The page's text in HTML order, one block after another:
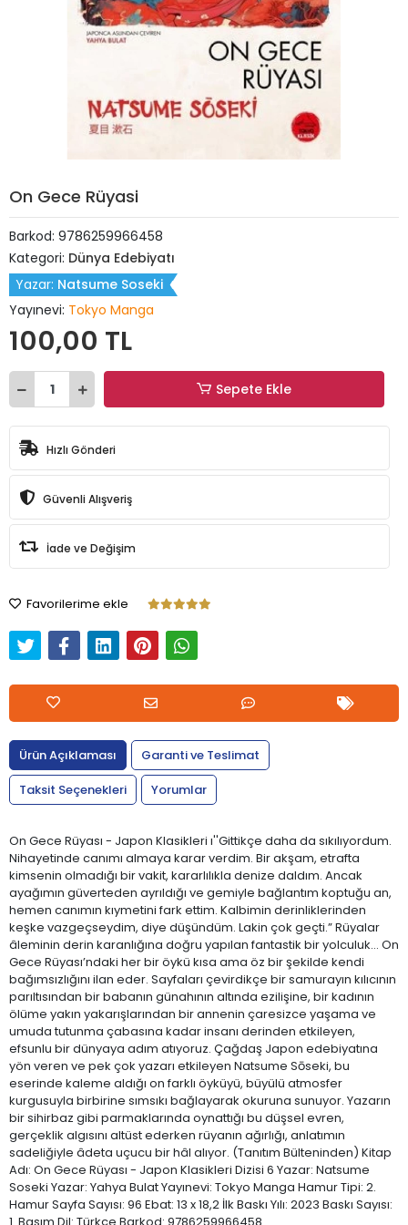
On Gece Rüyasi
Barkod: 9786259966458
Kategori: Dünya Edebiyatı
Yazar: Natsume Soseki
Yayınevi: Tokyo Manga
100,00 TL
Sepete Ekle
Hızlı Gönderi
Güvenli Alışveriş
İade ve Değişim
Favorilerime ekle
Ürün Açıklaması
Garanti ve Teslimat
Taksit Seçenekleri
Yorumlar
On Gece Rüyası - Japon Klasikleri ı''Gittikçe daha da sıkılıyordum.
Nihayetinde canımı almaya karar verdim. Bir akşam, etrafta
kimsenin olmadığı bir vakit, kararlılıkla denize daldım. Ancak
ayağımın güverteden ayrıldığı ve gemiyle bağlantım koptuğu an,
hemen canımın kıymetini fark ettim. Kalbimin derinliklerinden
keşke vazgeçseydim, diye düşündüm. Lakin çok geçti.” Rüyalar
âleminin derin karanlığına doğru yapılan fantastik bir yolculuk… On
Gece Rüyası’ndaki her bir öykü kısa ama öz bir şekilde kendi
bağımsızlığını ilan eder. Sayfaları çevirdikçe bir samurayın kılıcının
parıltısından bir babanın günahının altında ezilişine, bir kadının
ölüme yakın yakarışlarından bir annenin çaresizce yaşama ve
umuda tutunma çabasına kadar insanı derinden etkileyen,
efsunlu bir dünyaya adım atıyoruz. Çağdaş Japon edebiyatına
yön veren ve pek çok yazarı etkileyen Natsume Sōseki, bu
eserinde kaleme aldığı on farklı öyküyü, büyülü atmosfer
kurgusuyla birbirine sımsıkı bağlayarak okuruna sunuyor. Yazarın
bir sihirbaz gibi parmaklarında oynattığı bu düşsel evren,
gerçeklik algısını altüst ederken rüyanın ağırlığı, anlatımın
sadeliğiyle âdeta uçucu bir hâl alıyor. (Tanıtım Bülteninden) Kitap
Adı: On Gece Rüyası - Japon Klasikleri Dizisi 6 Yazar: Natsume
Soseki Yazar: Yahya Bulat Yayınevi: Tokyo Manga Hamur Tipi: 2.
Hamur Sayfa Sayısı: 96 Ebat: 13 x 18,2 İlk Baskı Yılı: 2023 Baskı Sayısı: